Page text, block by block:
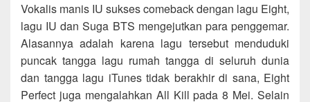
Vokalis manis IU sukses comeback dengan lagu Eight,
lagu IU dan Suga BTS mengejutkan para penggemar.
Alasannya adalah karena lagu tersebut menduduki
puncak tangga lagu rumah tangga di seluruh dunia
dan tangga lagu iTunes tidak berakhir di sana, Eight
Perfect juga mengalahkan All Kill pada 8 Mei. Selain